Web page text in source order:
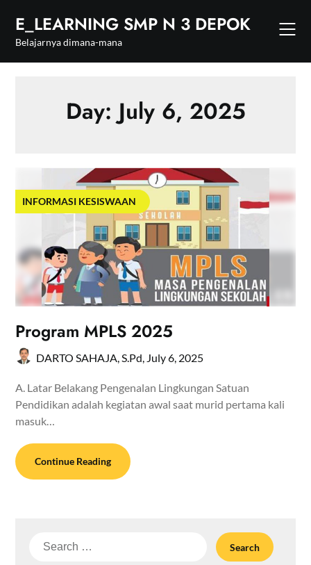
content
E_LEARNING SMP N 3 DEPOK
Belajarnya dimana-mana
Day: July 6, 2025
INFORMASI KESISWAAN
Program MPLS 2025
DARTO SAHAJA, S.Pd, July 6, 2025
A. Latar Belakang Pengenalan Lingkungan Satuan
Pendidikan adalah kegiatan awal saat murid pertama kali
masuk…
Continue Reading
Search